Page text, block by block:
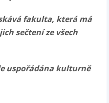
fakulta, která má
sečtení ze všech
uspořádána kulturně